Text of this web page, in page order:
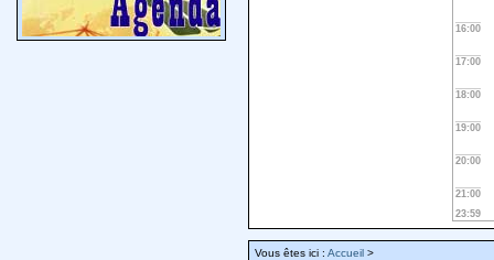
16:00
17:00
18:00
19:00
20:00
21:00
23:59
Vous êtes ici : Accueil >